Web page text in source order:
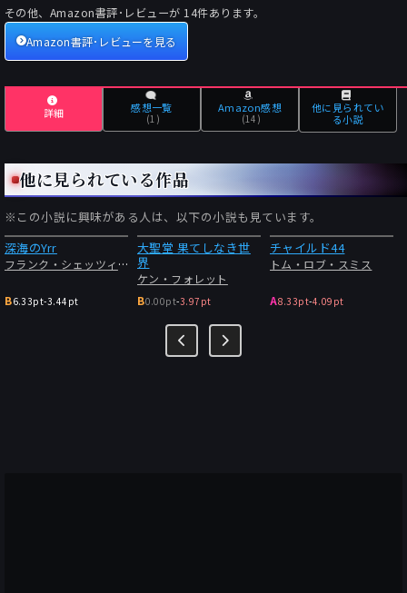
このくらいの長さになるとスティーグ･ラーソンの『ミレニア
ム』シリーズのように大きく1つの話という括りにしLIMIT4部作
としてシリーズ物として出版し、1冊ごとに小さな事件の結末を
描いて最終巻で全体を貫く大きな事件の結末を描くという構成に
した方が読者にも優しいだろう。
事実、私は途中流し読みした箇所が何箇所もあった。内容の割に
失敗作、駄作とまでは云わないが佳作とするには首肯しかねる。
しかし今回はいやにシンプルな題名に落ち着いたものだ。原題と
全く一緒。通常ならば今までの傾向からして『宇宙の～』とか
『月面の～』とか一見意味の解らないドイツ語と組み合わせて煙
に巻くようなタイトルにするかと思ったのだが、今回はそのもの
ズバリで来た。
もしかしたら今までのシェッツィング作品の感想で書いてきた要
しかし重ね重ね云うが、これほど徒労感が残る小説も珍しい。誰
その他、Amazon書評･レビューが14件あります。
Amazon書評･レビューを見る
詳細 感想一覧
(1)
Amazon感想
(14)
他に見られてい
る小説
他に見られている作品
※この小説に興味がある人は、以下の小説も見ています。
深海のYrr
フランク・シェッツィング
B6.33pt-3.44pt
大聖堂 果てしなき世
界
ケン・フォレット
B0.00pt-3.97pt
チャイルド44
トム・ロブ・スミス
A8.33pt-4.09pt